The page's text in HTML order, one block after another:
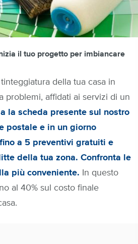
il tuo progetto per imbiancare
della tua casa in
problemi, affidati ai servizi di un
la scheda presente sul nostro
postale e in un giorno
a 5 preventivi gratuiti e
della tua zona. Confronta le
più conveniente. In questo
al 40% sul costo finale